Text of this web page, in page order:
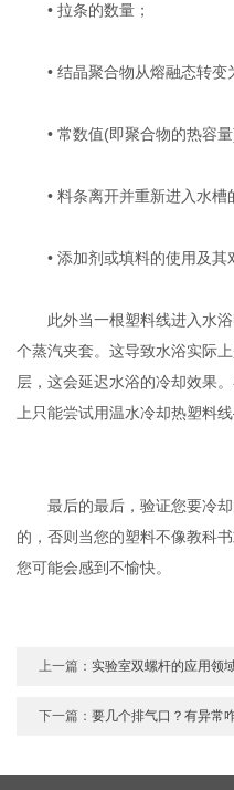
• 拉条的数量；
• 结晶聚合物从熔融态转变
• 常数值(即聚合物的热容量)
• 料条离开并重新进入水槽
• 添加剂或填料的使用及其
此外当一根塑料线进入水浴
个蒸汽夹套。这导致水浴实际
层，这会延迟水浴的冷却效果
上只能尝试用温水冷却热塑料
最后的最后，验证您要冷却
的，否则当您的塑料不像教科
您可能会感到不愉快。
上一篇：实验室双螺杆的应用领
下一篇：要几个排气口？有异常咋